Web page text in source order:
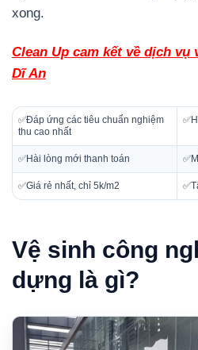
xong.
Clean Up cam kết về dịch vụ
Dĩ An
✅Đáp ứng các tiêu chuẩn nghiệm
thu cao nhất
✅Hài lòng mới thanh toán
✅Giá rẻ nhất, chỉ 5k/m2
Vệ sinh công
dựng là gì?